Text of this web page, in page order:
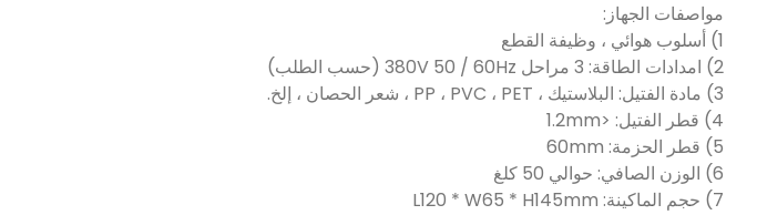
مواصفات الجهاز:
1) أسلوب هوائي ، وظيفة القطع
2) امدادات الطاقة: 3 مراحل 380V 50 / 60Hz (حسب الطلب)
3) مادة الفتيل: البلاستيك ، PP ، PVC ، PET ، شعر الحصان ، إلخ.
4) قطر الفتيل: <1.2mm
5) قطر الحزمة: 60mm
6) الوزن الصافي: حوالي 50 كلغ
7) حجم الماكينة: L120 * W65 * H145mm